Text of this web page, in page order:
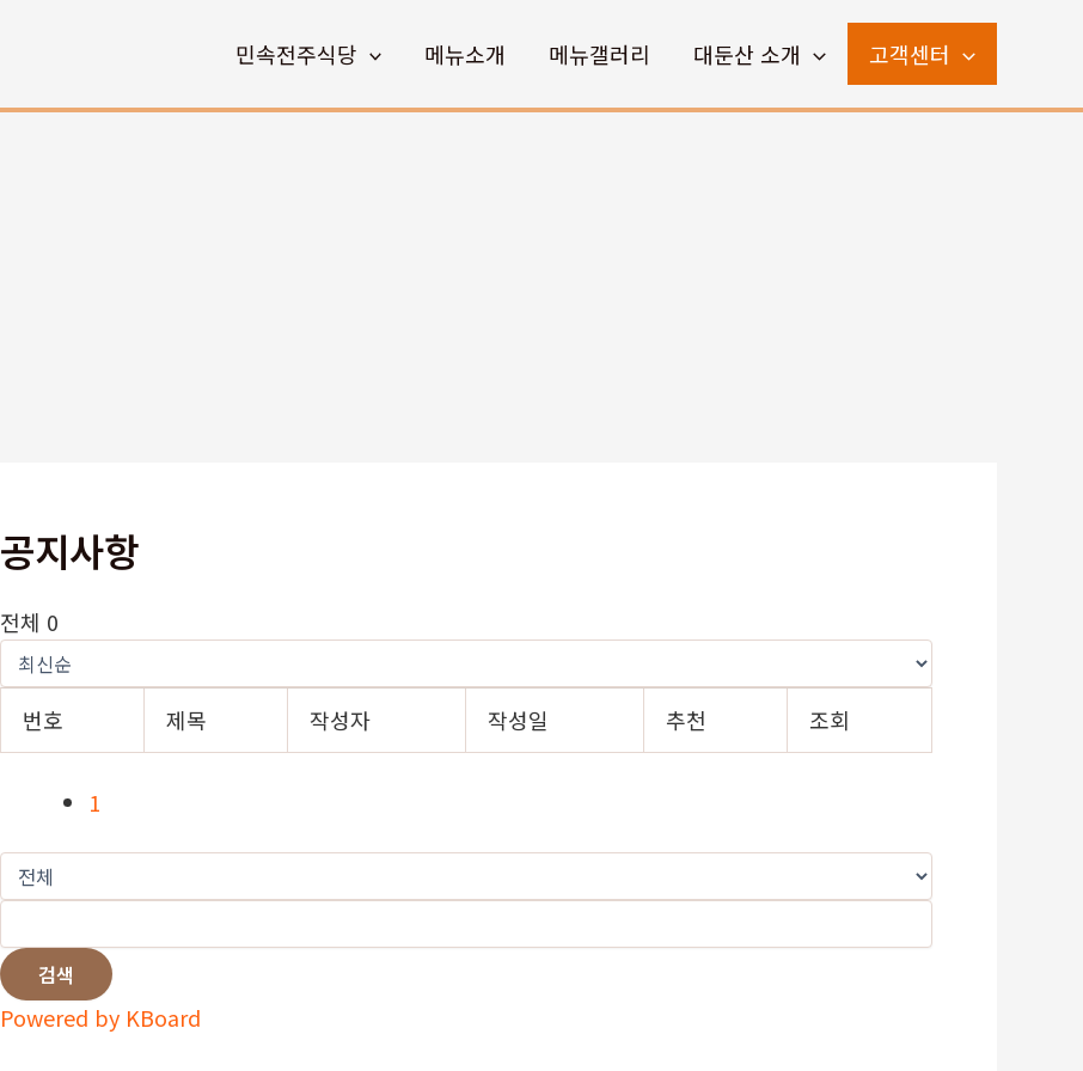
민속전주식당 메뉴소개 메뉴갤러리 대둔산 소개 고객센터
공지사항
전체 0
번호 제목 작성자 작성일 추천 조회
1
검색
Powered by KBoard